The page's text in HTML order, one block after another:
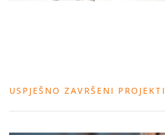
USPJEŠNO ZAVRŠENI PROJEKTI